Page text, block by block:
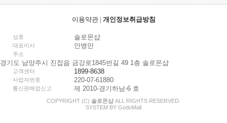
이용약관| 개인정보취급방침
상호 솔로몬샵
대표이사 안병만
주소
경기도 남양주시 진접읍 금강로1845번길 49 1층 솔로몬샵
고객센터 1899-8638
사업자번호 220-07-61880
통신판매업신고 제 2010-경기하남-6 호
COPYRIGHT (C) 솔로몬샵 ALL RIGHTS RESERVED.
SYSTEM BY GodoMall